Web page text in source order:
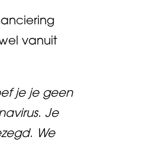
vanuit
je je geen
Je
We